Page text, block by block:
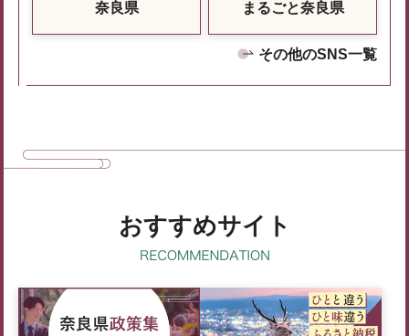
奈良県 まるごと奈良県
その他のSNS一覧
おすすめサイト